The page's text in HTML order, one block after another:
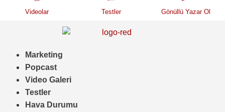
Videolar Testler Gönüllü Yazar Ol
Marketing
Popcast
Video Galeri
Testler
Hava Durumu